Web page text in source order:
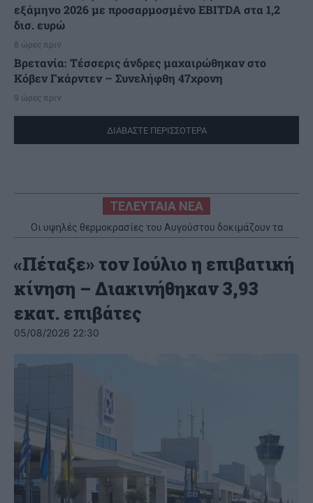
εξάμηνο 2026 με προσαρμοσμένο EBITDA στα 1,2
δισ. ευρώ
8 ώρες πριν
Βρετανία: Τέσσερις άνδρες μαχαιρώθηκαν στο
Κόβεν Γκάρντεν – Συνελήφθη 47χρονη
9 ώρες πριν
ΔΙΑΒΑΣΤΕ ΠΕΡΙΣΣΟΤΕΡΑ